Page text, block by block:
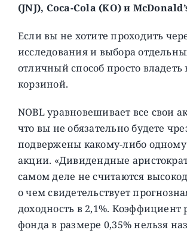
(JNJ), Coca-Cola (KO) и
Если вы не хотите проходить
исследования и выбора
отличный способ просто владеть
корзиной.
NOBL уравновешивает все свои
что вы не обязательно будете
подвержены какому-либо одному
акции. «Дивидендные
самом деле не считаются
о чем свидетельствует
доходность в 2,1%. Коэффициент
фонда в размере 0,35% нельзя